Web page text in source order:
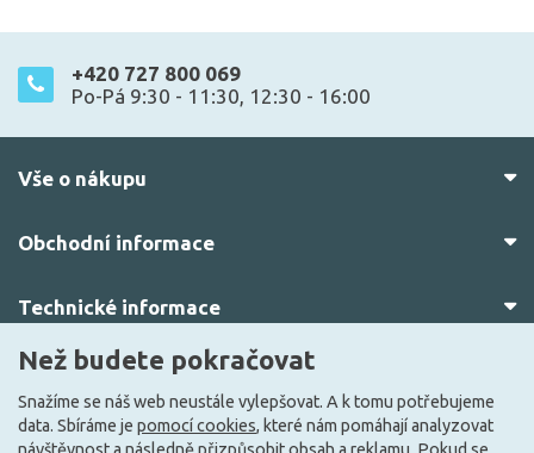
+420 727 800 069
Po-Pá 9:30 - 11:30, 12:30 - 16:00
Vše o nákupu
Obchodní informace
Technické informace
O nás
Než budete pokračovat
Snažíme se náš web neustále vylepšovat. A k tomu potřebujeme
data. Sbíráme je pomocí cookies, které nám pomáhají analyzovat